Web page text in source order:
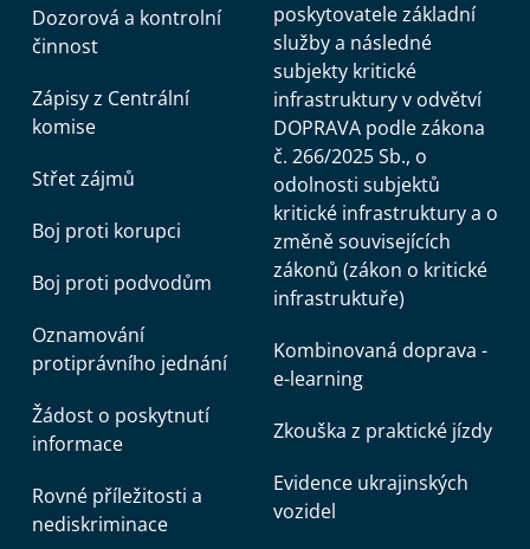
Dozorová a kontrolní
činnost
Zápisy z Centrální
komise
Střet zájmů
Boj proti korupci
Boj proti podvodům
Oznamování
protiprávního jednání
Žádost o poskytnutí
informace
Rovné příležitosti a
nediskriminace
poskytovatele základní
služby a následné
subjekty kritické
infrastruktury v odvětví
DOPRAVA podle zákona
č. 266/2025 Sb., o
odolnosti subjektů
kritické infrastruktury a o
změně souvisejících
zákonů (zákon o kritické
infrastruktuře)
Kombinovaná doprava -
e-learning
Zkouška z praktické jízdy
Evidence ukrajinských
vozidel